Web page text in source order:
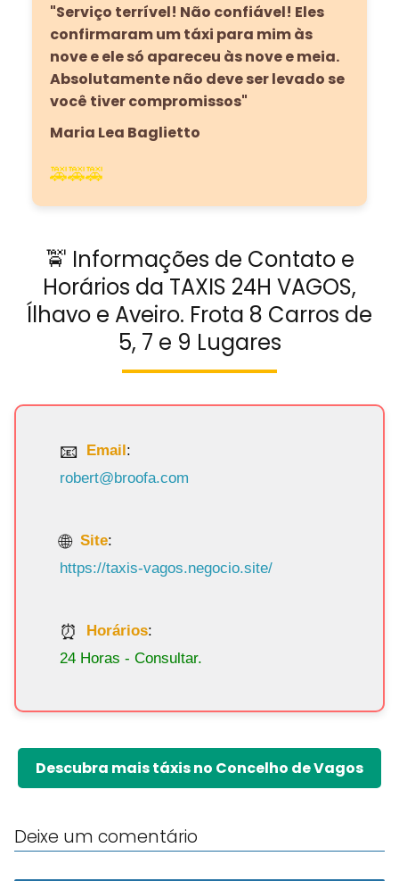
"Serviço terrível! Não confiável! Eles
confirmaram um táxi para mim às
nove e ele só apareceu às nove e meia.
Absolutamente não deve ser levado se
você tiver compromissos"
Maria Lea Baglietto
🚕🚕🚕
🚖 Informações de Contato e
Horários da TAXIS 24H VAGOS,
Ílhavo e Aveiro. Frota 8 Carros de
5, 7 e 9 Lugares
Email:
robert@broofa.com
Site:
https://taxis-vagos.negocio.site/
Horários:
24 Horas - Consultar.
Descubra mais táxis no Concelho de Vagos
Deixe um comentário